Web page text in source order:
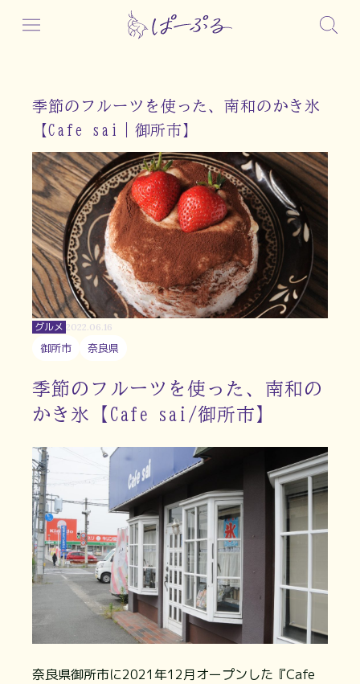
季節のフルーツを使った、南和のかき氷
【Cafe sai｜御所市】
グルメ 2022.06.16
御所市 奈良県
季節のフルーツを使った、南和の
かき氷【Cafe sai/御所市】
奈良県御所市に2021年12月オープンした『Cafe